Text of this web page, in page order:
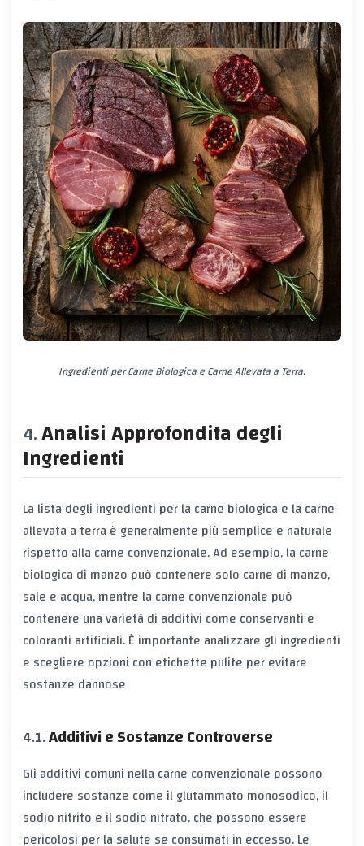
Ingredienti per Carne Biologica e Carne Allevata a Terra.
Analisi Approfondita degli
Ingredienti
La lista degli ingredienti per la carne biologica e la carne
allevata a terra è generalmente più semplice e naturale
rispetto alla carne convenzionale. Ad esempio, la carne
biologica di manzo può contenere solo carne di manzo,
sale e acqua, mentre la carne convenzionale può
contenere una varietà di additivi come conservanti e
coloranti artificiali. È importante analizzare gli ingredienti
e scegliere opzioni con etichette pulite per evitare
sostanze dannose
Additivi e Sostanze Controverse
Gli additivi comuni nella carne convenzionale possono
includere sostanze come il glutammato monosodico, il
sodio nitrito e il sodio nitrato, che possono essere
pericolosi per la salute se consumati in eccesso. Le